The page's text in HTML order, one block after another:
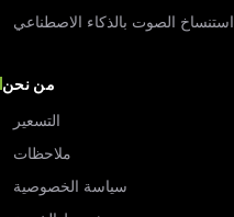
استنساخ الصوت بالذكاء الاصطناعي
من نحن
التسعير
ملاحظات
سياسة الخصوصية